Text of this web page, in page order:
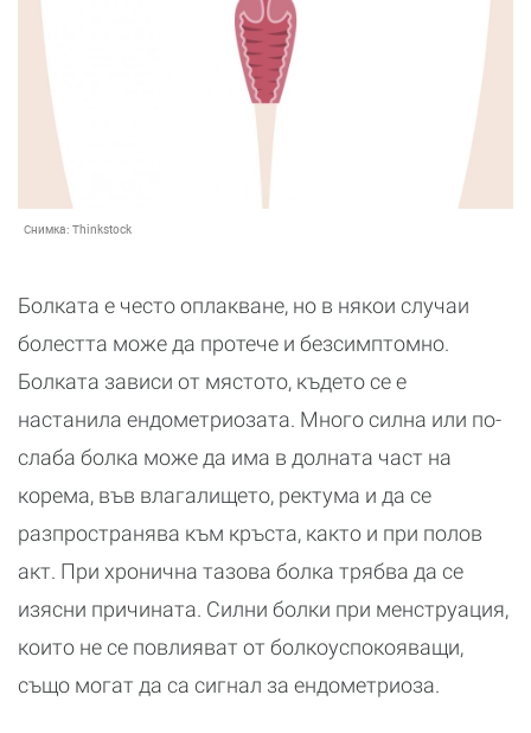
Снимка: Thinkstock
Болката е често оплакване, но в някои случаи
болестта може да протече и безсимптомно.
Болката зависи от мястото, където се е
настанила ендометриозата. Много силна или по-
слаба болка може да има в долната част на
корема, във влагалището, ректума и да се
разпространява към кръста, както и при полов
акт. При хронична тазова болка трябва да се
изясни причината. Силни болки при менструация,
които не се повлияват от болкоуспокояващи,
също могат да са сигнал за ендометриоза.